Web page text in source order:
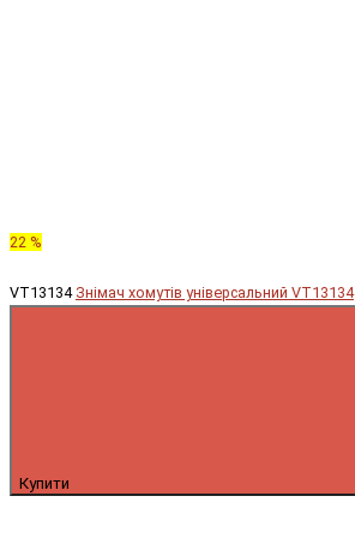
22 %
VT13134 Знімач хомутів універсальний VT13134
Купити